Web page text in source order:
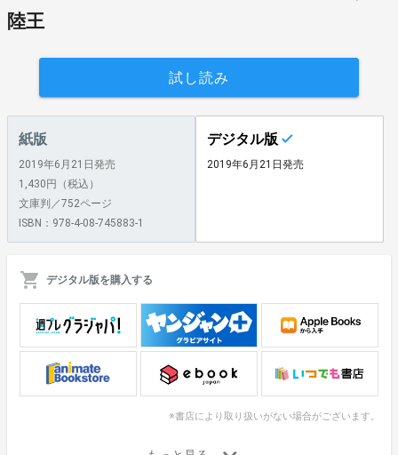
陸王
試し読み
紙版
2019年6月21日発売
1,430円（税込）
文庫判／752ページ
ISBN：978-4-08-745883-1
デジタル版
2019年6月21日発売
デジタル版を購入する
※書店により取り扱いがない場合がございます。